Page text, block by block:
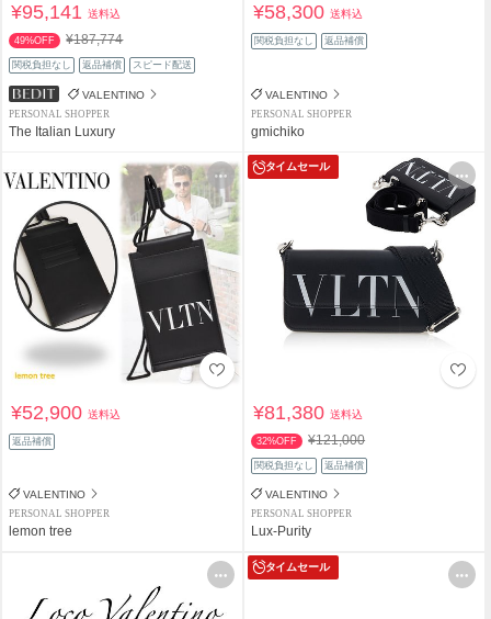
¥95,141送料込
49%OFF ¥187,774
関税負担なし 返品補償 スピード配送
VALENTINO
PERSONAL SHOPPER
The Italian Luxury
¥58,300送料込
関税負担なし 返品補償
VALENTINO
PERSONAL SHOPPER
gmichiko
¥52,900送料込
返品補償
VALENTINO
PERSONAL SHOPPER
lemon tree
タイムセール
¥81,380送料込
32%OFF ¥121,000
関税負担なし 返品補償
VALENTINO
PERSONAL SHOPPER
Lux-Purity
タイムセール